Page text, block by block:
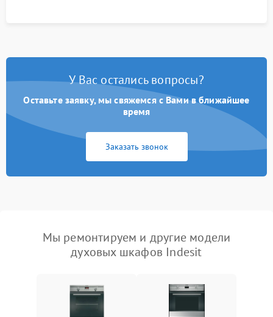
У Вас остались вопросы?
Оставьте заявку, мы свяжемся с Вами в ближайшее
время
Заказать звонок
Мы ремонтируем и другие модели
духовых шкафов Indesit